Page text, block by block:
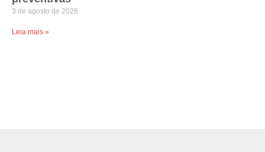
3 de agosto de 2026
Leia mais »